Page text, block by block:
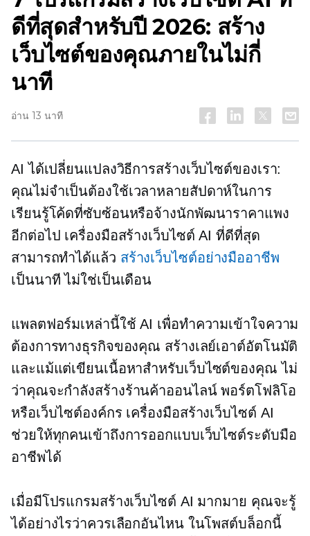
ดีที่สุดสำหรับปี 2026: สร้าง
เว็บไซต์ของคุณภายในไม่กี่
นาที
อ่าน 13 นาที
AI ได้เปลี่ยนแปลงวิธีการสร้างเว็บไซต์ของเรา:
คุณไม่จำเป็นต้องใช้เวลาหลายสัปดาห์ในการ
เรียนรู้โค้ดที่ซับซ้อนหรือจ้างนักพัฒนาราคาแพง
อีกต่อไป เครื่องมือสร้างเว็บไซต์ AI ที่ดีที่สุด
สามารถทำได้แล้ว สร้างเว็บไซต์อย่างมืออาชีพ
เป็นนาที ไม่ใช่เป็นเดือน
แพลตฟอร์มเหล่านี้ใช้ AI เพื่อทำความเข้าใจความ
ต้องการทางธุรกิจของคุณ สร้างเลย์เอาต์อัตโนมัติ
และแม้แต่เขียนเนื้อหาสำหรับเว็บไซต์ของคุณ ไม่
ว่าคุณจะกำลังสร้างร้านค้าออนไลน์ พอร์ตโฟลิโอ
หรือเว็บไซต์องค์กร เครื่องมือสร้างเว็บไซต์ AI
ช่วยให้ทุกคนเข้าถึงการออกแบบเว็บไซต์ระดับมือ
อาชีพได้
เมื่อมีโปรแกรมสร้างเว็บไซต์ AI มากมาย คุณจะรู้
ได้อย่างไรว่าควรเลือกอันไหน ในโพสต์บล็อกนี้